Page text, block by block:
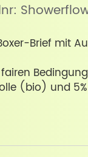
Brief mit
(bio) und